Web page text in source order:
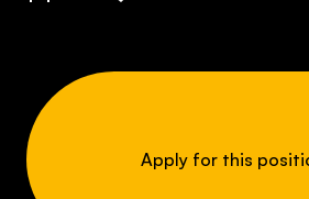
Apply for this